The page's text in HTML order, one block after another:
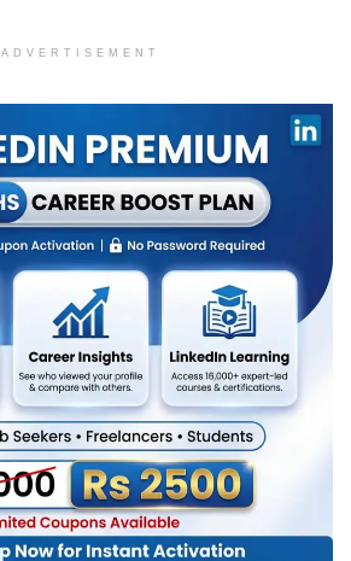
ADVERTISEMENT